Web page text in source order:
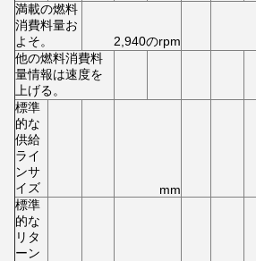
満載の燃料
消費料量お
よそ。
2,940のrpm
他の燃料消費料
量情報は速度を
上げる。
標準
的な
供給
ライ
ンサ
イズ
mm
標準
的な
リタ
ーン